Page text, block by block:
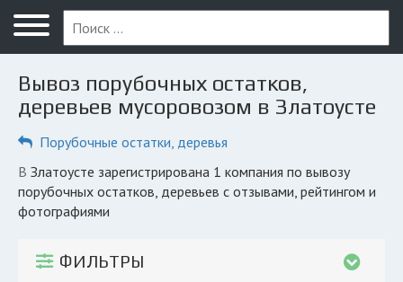
Меню
Главная
Вопрос юристу
Компании
КОМПАНИЯМ
Вывоз порубочных остатков,
деревьев мусоровозом в Златоусте
Порубочные остатки, деревья
в Златоусте зарегистрирована 1 компания по вывозу
порубочных остатков, деревьев с отзывами, рейтингом и
фотографиями
ФИЛЬТРЫ